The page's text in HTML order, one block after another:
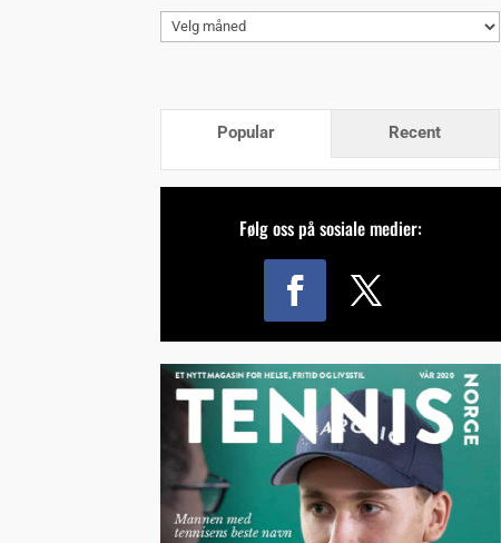
Arkiv
Popular Recent
Følg oss på sosiale medier: